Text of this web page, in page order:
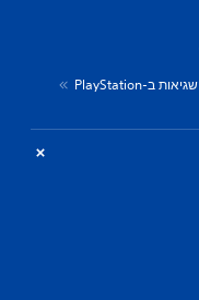
שגיאות ב-PlayStation